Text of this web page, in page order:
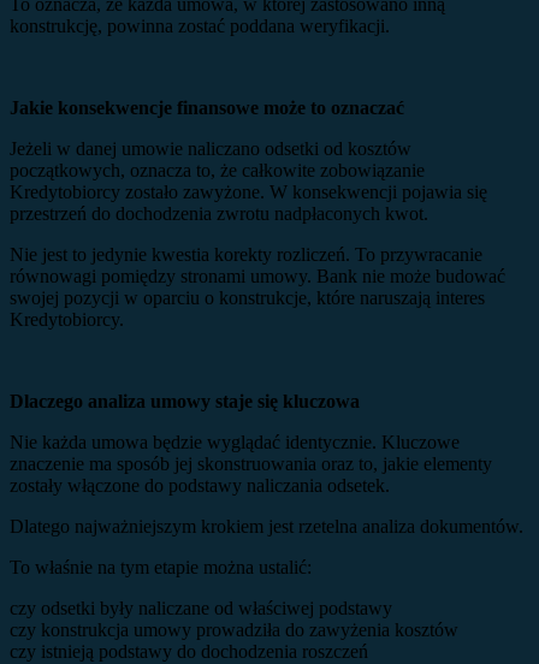
To oznacza, że każda umowa, w której zastosowano inną
konstrukcję, powinna zostać poddana weryfikacji.
Jakie konsekwencje finansowe może to oznaczać
Jeżeli w danej umowie naliczano odsetki od kosztów
początkowych, oznacza to, że całkowite zobowiązanie
Kredytobiorcy zostało zawyżone. W konsekwencji pojawia się
przestrzeń do dochodzenia zwrotu nadpłaconych kwot.
Nie jest to jedynie kwestia korekty rozliczeń. To przywracanie
równowagi pomiędzy stronami umowy. Bank nie może budować
swojej pozycji w oparciu o konstrukcje, które naruszają interes
Kredytobiorcy.
Dlaczego analiza umowy staje się kluczowa
Nie każda umowa będzie wyglądać identycznie. Kluczowe
znaczenie ma sposób jej skonstruowania oraz to, jakie elementy
zostały włączone do podstawy naliczania odsetek.
Dlatego najważniejszym krokiem jest rzetelna analiza dokumentów.
To właśnie na tym etapie można ustalić:
czy odsetki były naliczane od właściwej podstawy
czy konstrukcja umowy prowadziła do zawyżenia kosztów
czy istnieją podstawy do dochodzenia roszczeń